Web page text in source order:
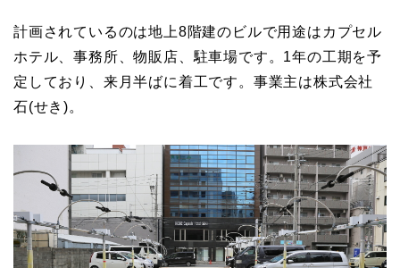
計画されているのは地上8階建のビルで用途はカプセル
ホテル、事務所、物販店、駐車場です。1年の工期を予
定しており、来月半ばに着工です。事業主は株式会社
石(せき)。